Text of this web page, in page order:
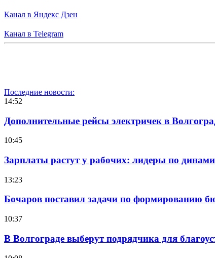
Канал в Яндекс Дзен
Канал в Telegram
Последние новости:
14:52
Дополнительные рейсы электричек в
10:45
Зарплаты растут у рабочих: лидеры по
13:23
Бочаров поставил задачи по формированию
10:37
В Волгограде выберут подрядчика для